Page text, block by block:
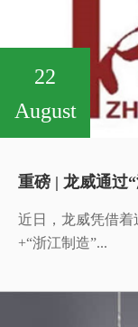
22
August
重磅 | 龙威通过
近日，龙威凭借着
+“浙江制造”...